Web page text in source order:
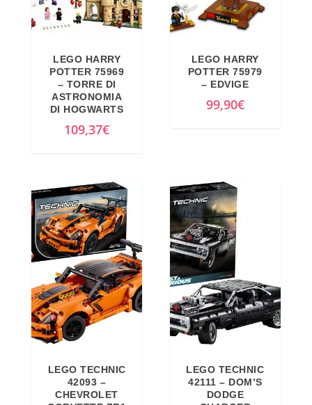
LEGO HARRY
POTTER 75969
– TORRE DI
ASTRONOMIA
DI HOGWARTS
109,37€
LEGO HARRY
POTTER 75979
– EDVIGE
99,90€
LEGO TECHNIC
42093 –
CHEVROLET
LEGO TECHNIC
42111 – DOM’S
DODGE